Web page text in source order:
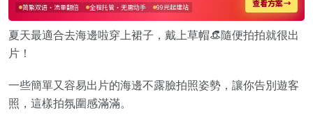
夏天最適合去海邊啦穿上裙子，戴上草帽👒隨便拍拍就很出
片！
一些簡單又容易出片的海邊不露臉拍照姿勢，讓你告別遊客
照，這樣拍氛圍感滿滿。